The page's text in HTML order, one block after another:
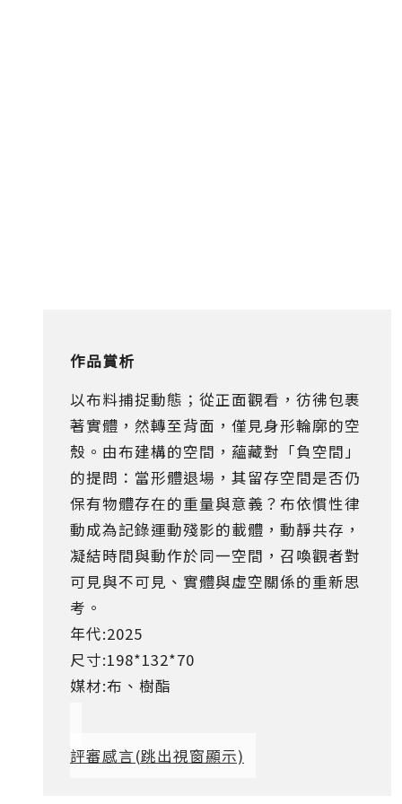
作品賞析
以布料捕捉動態；從正面觀看，彷彿包裹
著實體，然轉至背面，僅見身形輪廓的空
殼。由布建構的空間，蘊藏對「負空間」
的提問：當形體退場，其留存空間是否仍
保有物體存在的重量與意義？布依慣性律
動成為記錄運動殘影的載體，動靜共存，
凝結時間與動作於同一空間，召喚觀者對
可見與不可見、實體與虛空關係的重新思
考。
年代:2025
尺寸:198*132*70
媒材:布、樹酯
評審感言(跳出視窗顯示)